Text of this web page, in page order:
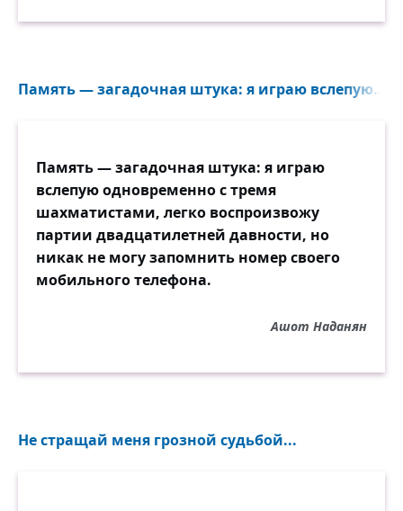
Память — загадочная штука: я играю вслепую...
Память — загадочная штука: я играю
вслепую одновременно с тремя
шахматистами, легко воспроизвожу
партии двадцатилетней давности, но
никак не могу запомнить номер своего
мобильного телефона.
Ашот Наданян
Не стращай меня грозной судьбой...